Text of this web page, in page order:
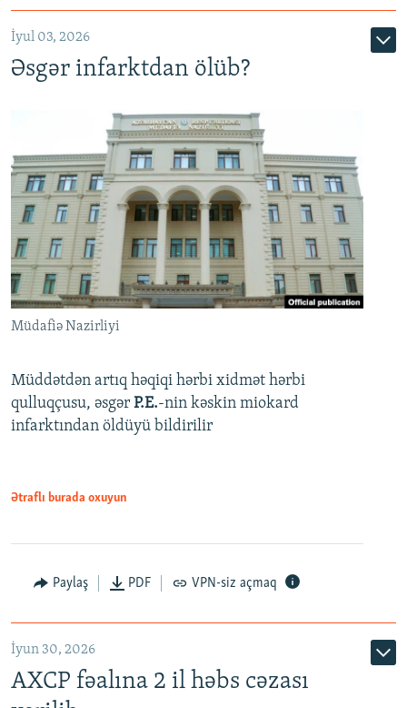
720p 1080p
İyul 03, 2026
Əsgər infarktdan ölüb?
Müdafiə Nazirliyi
Müddətdən artıq həqiqi hərbi xidmət hərbi
qulluqçusu, əsgər P.E.-nin kəskin miokard
infarktından öldüyü bildirilir
Ətraflı burada oxuyun
Paylaş PDF VPN-siz açmaq
İyun 30, 2026
AXCP fəalına 2 il həbs cəzası